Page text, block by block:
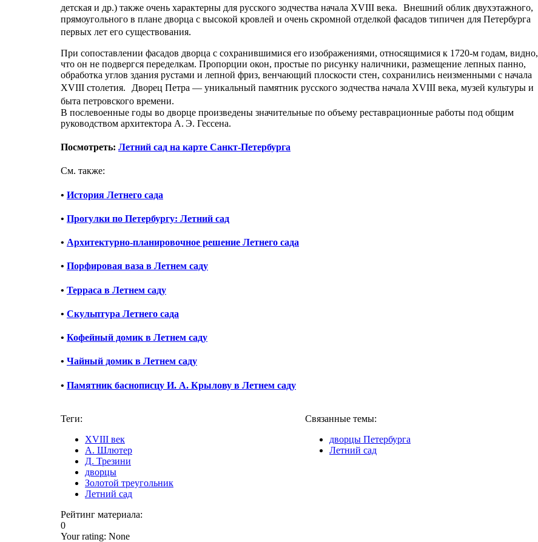
детская и др.) также очень характерны для русского зодчества начала XVIII века. Внешний облик двухэтажного,
прямоугольного в плане дворца с высокой кровлей и очень скромной отделкой фасадов типичен для Петербурга
первых лет его существования.
При сопоставлении фасадов дворца с сохранившимися его изображениями, относящимися к 1720-м годам, видно,
что он не подвергся переделкам. Пропорции окон, простые по рисунку наличники, размещение лепных панно,
обработка углов здания рустами и лепной фриз, венчающий плоскости стен, сохранились неизменными с начала
XVIII столетия. Дворец Петра — уникальный памятник русского зодчества начала XVIII века, музей культуры и
быта петровского времени.
В послевоенные годы во дворце произведены значительные по объему реставрационные работы под общим
руководством архитектора А. Э. Гессена.
Посмотреть: Летний сад на карте Санкт-Петербурга
См. также:
• История Летнего сада
• Прогулки по Петербургу: Летний сад
• Архитектурно-планировочное решение Летнего сада
• Порфировая ваза в Летнем саду
• Терраса в Летнем саду
• Скульптура Летнего сада
• Кофейный домик в Летнем саду
• Чайный домик в Летнем саду
• Памятник баснописцу И. А. Крылову в Летнем саду
Теги:
XVIII век
А. Шлютер
Д. Трезини
дворцы
Золотой треугольник
Летний сад
Связанные темы:
дворцы Петербурга
Летний сад
Рейтинг материала:
0
Your rating: None